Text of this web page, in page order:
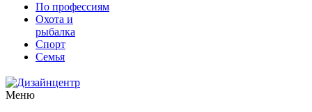
По профессиям
Охота и
рыбалка
Спорт
Семья
Меню